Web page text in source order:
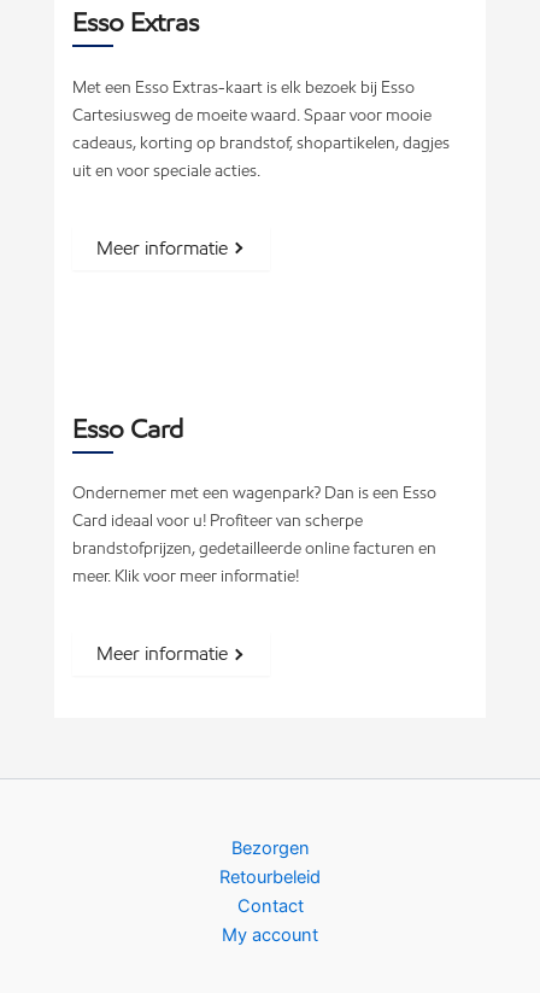
Esso Extras
Met een Esso Extras-kaart is elk bezoek bij Esso
Cartesiusweg de moeite waard. Spaar voor mooie
cadeaus, korting op brandstof, shopartikelen, dagjes
uit en voor speciale acties.
Meer informatie
Esso Card
Ondernemer met een wagenpark? Dan is een Esso
Card ideaal voor u! Profiteer van scherpe
brandstofprijzen, gedetailleerde online facturen en
meer. Klik voor meer informatie!
Meer informatie
Bezorgen
Retourbeleid
Contact
My account